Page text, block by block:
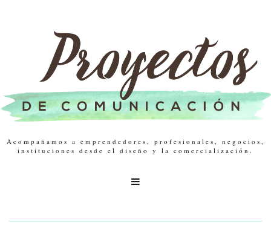
Acompañamos a emprendedores, profesionales, negocios,
instituciones desde el diseño y la comercialización.
